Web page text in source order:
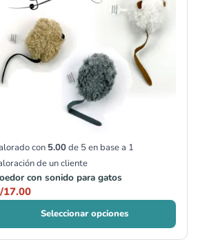
con 5.00de 5 en base a 1
de un cliente
con sonido para gatos
17.00
Seleccionar opciones